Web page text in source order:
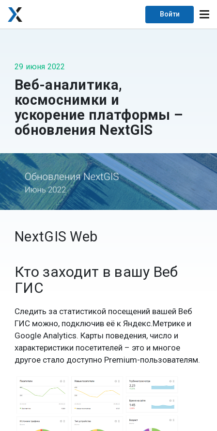
Войти
29 июня 2022
Веб-аналитика,
космоснимки и
ускорение платформы –
обновления NextGIS
NextGIS Web
Кто заходит в вашу Веб
ГИС
Следить за статистикой посещений вашей Веб
ГИС можно, подключив её к Яндекс.Метрике и
Google Analytics. Карты поведения, число и
характеристики посетителей – это и многое
другое стало доступно Premium-пользователям.